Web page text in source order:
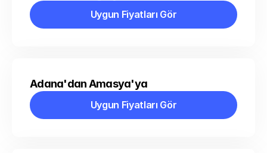
Uygun Fiyatları Gör
Uygun Fiyatları Gör
Adana'dan Amasya'ya
Uygun Fiyatları Gör
Uygun Fiyatları Gör